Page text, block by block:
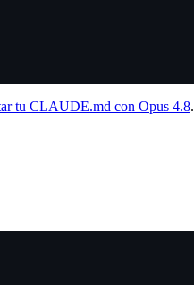
tu CLAUDE.md con Opus 4.8.